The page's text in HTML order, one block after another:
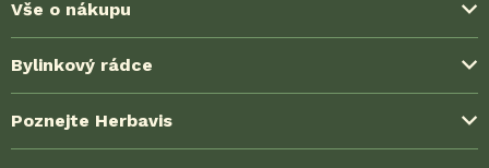
Vše o nákupu
Způsoby platby
Možnosti dopravy
Jak nakoupit?
Bylinkový rádce
Blog ze světa bylinek
Časté dotazy (FAQ)
Poznejte Herbavis